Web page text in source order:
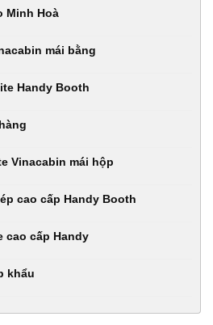
Minh Hoà
mái bằng
Handy Booth
Vinacabin mái hộp
cao cấp Handy Booth
cao cấp Handy
khẩu